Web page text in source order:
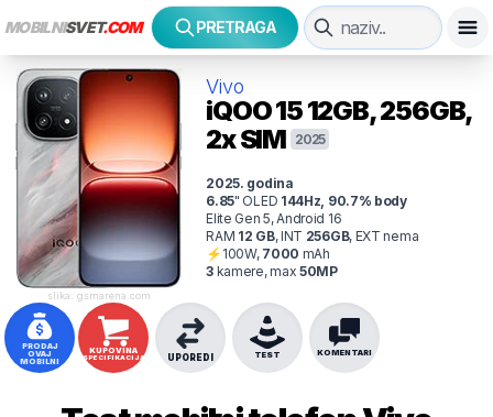
MOBILNISVET.COM PRETRAGA
slika: gsmarena.com
Vivo
iQOO 1512GB, 256GB,
2x SIM 2025
2025. godina
6.85" OLED 144Hz 90.7% body
Elite Gen 5, Android 16
RAM 12 GB,INT 256GB, EXT nema
⚡ 100W, 7000 mAh
3 kamere, max 50MP
PRODAJ
OVAJ
MOBILNI
KUPOVINA
SPECIFIKACIJA TEST KOMENTARI
UPOREDI